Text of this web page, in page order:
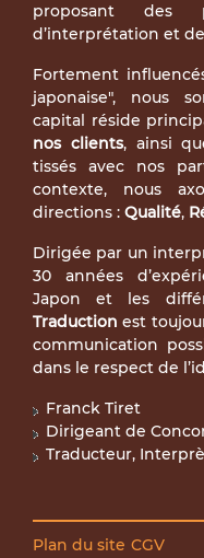
proposant des
d’interprétation et
Fortement
japonaise", nous
capital réside
nos clients, ainsi
tissés avec nos
contexte, nous
directions : Qualité,
Dirigée par un
30 années
Japon et les
Traduction est
communication
dans le respect de
Franck Tiret
Dirigeant de
Traducteur,
Plan du site CGV